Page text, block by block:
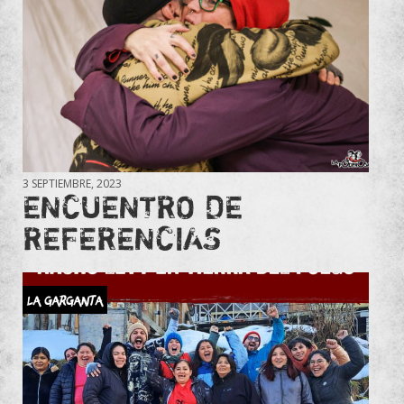
3 SEPTIEMBRE, 2023
ENCUENTRO DE
REFERENCIAS
La Garganta